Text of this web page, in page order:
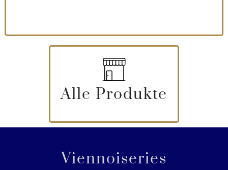
Alle Produkte
Viennoiseries